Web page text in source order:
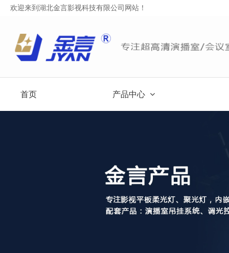
欢迎来到湖北金言影视科技有限公司网站！
首页 产品中心